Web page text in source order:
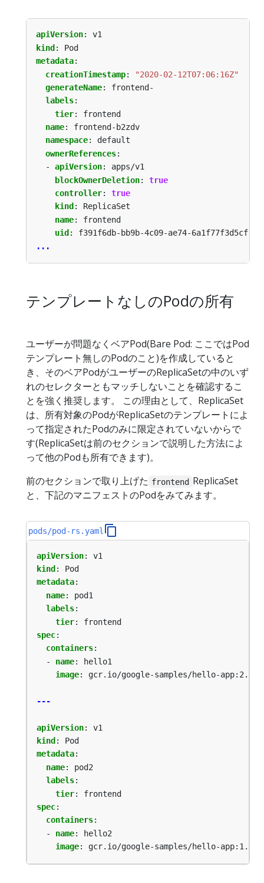
apiVersion:
v1
kind :
Pod
metadata:
creationTimestamp:
"2020-02-12T07:06:16Z"
generateName:
frontend-
labels:
tier:
frontend
name:
frontend-b2zdv
namespace:
default
ownerReferences:
- apiVersion:
apps/v1
blockOwnerDeletion:
true
controller:
true
kind :
ReplicaSet
name:
frontend
uid :
f391f6db-bb9b-4c09-ae74-6a1f77f3d5cf
...
テンプレートなしのPodの所有
ユーザーが問題なくベアPod(Bare Pod: ここではPod
テンプレート無しのPodのこと)を作成していると
き、そのベアPodがユーザーのReplicaSetの中のいず
れのセレクターともマッチしないことを確認するこ
とを強く推奨します。 この理由として、ReplicaSet
は、所有対象のPodがReplicaSetのテンプレートによ
って指定されたPodのみに限定されていないからで
す(ReplicaSetは前のセクションで説明した方法によ
って他のPodも所有できます)。
前のセクションで取り上げた frontend ReplicaSet
と、下記のマニフェストのPodをみてみます。
pods/pod-rs.yaml
apiVersion:
v1
kind :
Pod
metadata:
name:
pod1
labels:
tier:
frontend
spec:
containers:
- name:
hello1
image: gcr.io/google-samples/hello-app:2.0
---
apiVersion:
v1
kind :
Pod
metadata:
name:
pod2
labels:
tier:
frontend
spec:
containers:
- name:
hello2
image: gcr.io/google-samples/hello-app:1.0